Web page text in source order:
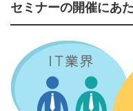
セミナーの開催にあ